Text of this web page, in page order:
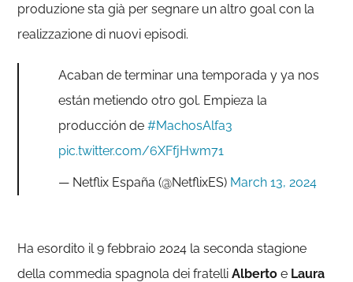
produzione sta già per segnare un altro goal con la
realizzazione di nuovi episodi.
Acaban de terminar una temporada y ya nos
están metiendo otro gol. Empieza la
producción de#MachosAlfa3
pic.twitter.com/6XFfjHwm71
— Netflix España (@NetflixES) March 13, 2024
Ha esordito il 9 febbraio 2024 la seconda stagione
della commedia spagnola dei fratelliAlberto e Laura